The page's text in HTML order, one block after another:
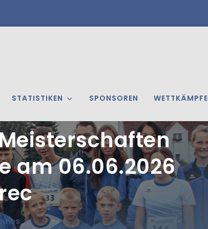
STATISTIKEN SPONSOREN WETTKÄMPFE
am 06.06.2026